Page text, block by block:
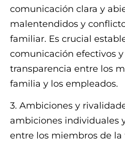
comunicación clara y
malentendidos y
familiar. Es crucial
comunicación efectivos
transparencia entre los
familia y los empleados.
3. Ambiciones y
ambiciones individuales
entre los miembros de